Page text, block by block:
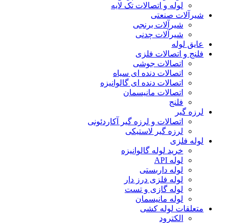
لوله و اتصالات تک لایه
شیرآلات صنعتی
شیرآلات برنجی
شیرآلات چدنی
عایق لوله
فلنج و اتصالات فلزی
اتصالات جوشی
اتصالات دنده ای سیاه
اتصالات دنده ای گالوانیزه
اتصالات مانیسمان
فلنج
لرزه گیر
اتصالات و لرزه گیر آکاردئونی
لرزه گیر لاستیکی
لوله فلزی
خرید لوله گالوانیزه
لوله API
لوله داربستی
لوله فلزی درز دار
لوله گازی و تست
لوله مانیسمان
متعلقات لوله کشی
الکترود